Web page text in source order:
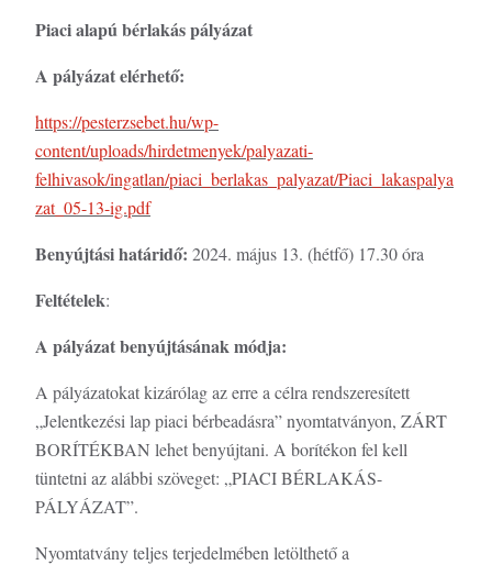
Piaci alapú bérlakás pályázat
A pályázat elérhető:
https://pesterzsebet.hu/wp-
content/uploads/hirdetmenyek/palyazati-
felhivasok/ingatlan/piaci_berlakas_palyazat/Piaci_lakaspalya
zat_05-13-ig.pdf
Benyújtási határidő: 2024. május 13. (hétfő) 17.30 óra
Feltételek:
A pályázat benyújtásának módja:
A pályázatokat kizárólag az erre a célra rendszeresített
„Jelentkezési lap piaci bérbeadásra” nyomtatványon, ZÁRT
BORÍTÉKBAN lehet benyújtani. A borítékon fel kell
tüntetni az alábbi szöveget: „PIACI BÉRLAKÁS-
PÁLYÁZAT”.
Nyomtatvány teljes terjedelmében letölthető a